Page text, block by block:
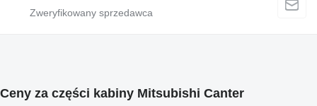
Ceny za części kabiny Mitsubishi Canter